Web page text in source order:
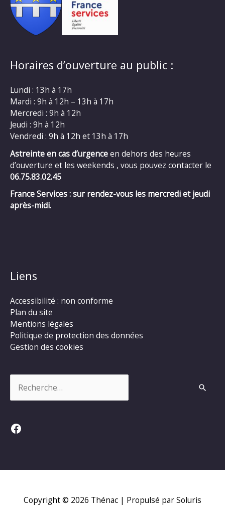
Horaires d’ouverture au public :
Lundi : 13h à 17h
Mardi : 9h à 12h – 13h à 17h
Mercredi : 9h à 12h
Jeudi : 9h à 12h
Vendredi : 9h à 12h et 13h à 17h
Astreinte en cas d’urgenceen dehors des heures
d’ouverture et les weekends , vous pouvez contacter le
06.75.83.02.45
France Services : sur rendez-vous les mercredi et jeudi
après-midi.
Liens
Accessibilité : non conforme
Plan du site
Mentions légales
Politique de protection des données
Gestion des cookies
Facebook
Copyright © 2026 Thénac | Propulsé par Soluris